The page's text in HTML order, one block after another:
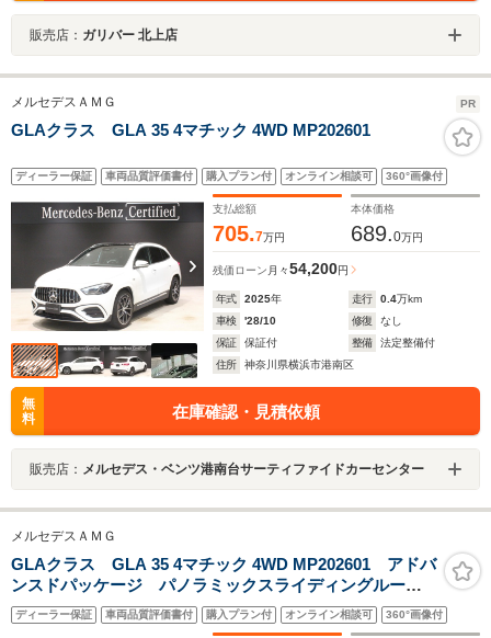
販売店： ガリバー 北上店
メルセデスＡＭＧ PR
GLAクラス GLA 35 4マチック 4WD MP202601
ディーラー保証 車両品質評価書付 購入プラン付 オンライン相談可 360°画像付
支払総額
705.7万円
本体価格
689.0万円
残価ローン 月々54,200円
年式 2025年 走行 0.4万km
車検
'28/10 修復
なし
保証
保証付 整備
法定整備付
住所
神奈川県横浜市港南区
無
料
在庫確認・見積依頼
販売店： メルセデス・ベンツ港南台サーティファイドカーセンター
メルセデスＡＭＧ
GLAクラス GLA 35 4マチック 4WD MP202601 アドバ
ンスドパッケージ パノラミックスライディングルー
フ ヘッドアップディスプレイ シートヒーター アン
ビエントライト 電動リアゲート 360度カメラ
ディーラー保証 車両品質評価書付 購入プラン付 オンライン相談可 360°画像付